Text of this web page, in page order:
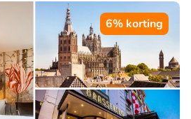
6% korting